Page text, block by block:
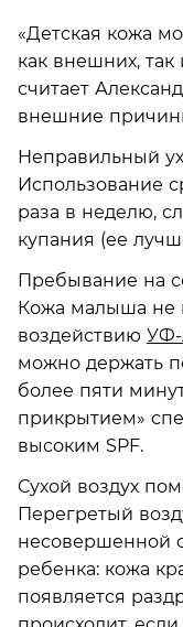
«Детская кожа
как внешних,
считает
внешние
Неправильный
Использование
раза в неделю,
купания (ее
Пребывание на
Кожа малыша не
воздействию УФ-
можно держать
более пяти
прикрытием»
высоким SPF.
Сухой воздух
Перегретый
несовершенной
ребенка: кожа
появляется